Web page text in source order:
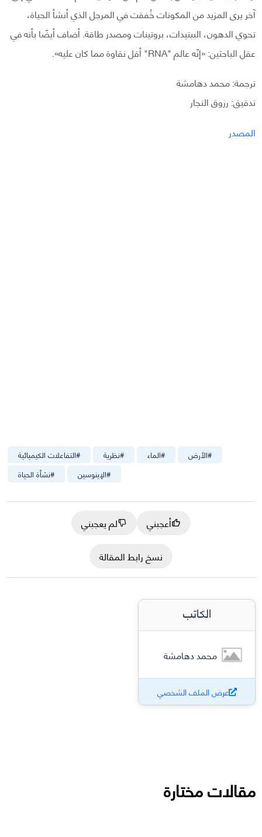
آخر يرى المزيد من المكونات خُفقت في المرجل الذي أنشأ الحياة،
تحوي الدهون، الببتيدات، بروتينات ومصدر طاقة. أضاف أيضًا بأنه في
عقل الباحثين: «إنّه عالم "RNA" أقل نقاوة مما كان عليه».
ترجمة: محمد دهامشة
تدقيق: رزوق النجار
المصدر
#التفاعلات الكيميائية #نظرية #الماء #الأرض
#نشأة الحياة #الإينوسين
أعجبني
لم يعجبني
نسخ رابط المقالة
الكاتب
محمد دهامشة
عرض الملف الشخصي
مقالات مختارة